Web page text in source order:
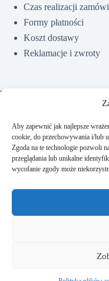
Aby zapewnić jak najlepsze
cookie, do przechowywania i/lub
Zgoda na te technologie pozwoli
przeglądania lub unikalne
wycofanie zgody może
Czas realizacji
Formy płatności
Koszt dostawy
Reklamacje i zwroty
Pomoc
Jak kupować?
Częste pytania
Polityka prywatności